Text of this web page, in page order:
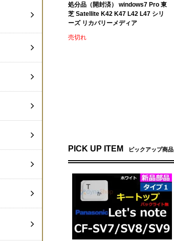
処分品（開封済） windows7 Pro 東
芝 Satellite K42 K47 L42 L47 シリ
ーズ リカバリーメディア
売切れ
PICK UP ITEM ピックアップ商品